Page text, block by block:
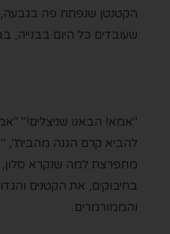
הקטנטן שנפתח פה בגבעה,
שעובדים כל היום בבנייה,
"אמא! הבאנו שניצלים!"
להביא קרם הגנה מהבית",
מתפרצת למה שנקרא
בחיבוקים, את הקטנים
והממורמרים.